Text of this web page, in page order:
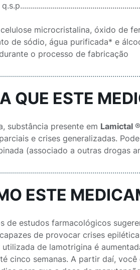
microcristalina, óxido de
de sódio, água purificada* e
o processo de fabricação
QUE ESTE
substância presente em Lamictal
e crises generalizadas.
(associado a outras drogas
ESTE
de estudos farmacológicos
de provocar crises
de lamotrigina é
cinco semanas. A partir daí,